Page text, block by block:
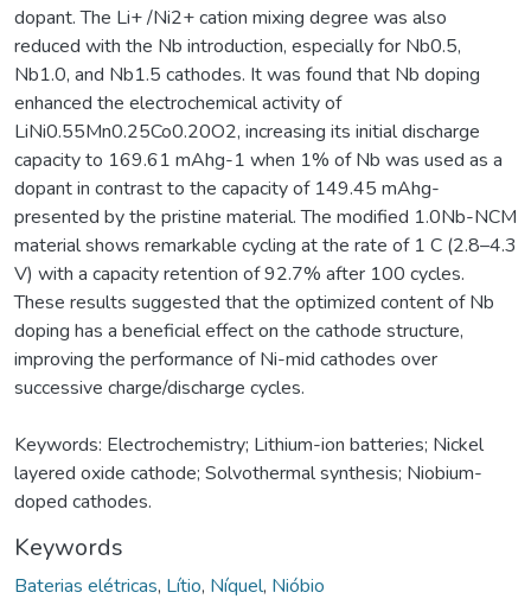
dopant. The Li+ /Ni2+ cation mixing degree was also
reduced with the Nb introduction, especially for Nb0.5,
Nb1.0, and Nb1.5 cathodes. It was found that Nb doping
enhanced the electrochemical activity of
LiNi0.55Mn0.25Co0.20O2, increasing its initial discharge
capacity to 169.61 mAhg-1 when 1% of Nb was used as a
dopant in contrast to the capacity of 149.45 mAhg-
presented by the pristine material. The modified 1.0Nb-NCM
material shows remarkable cycling at the rate of 1 C (2.8–4.3
V) with a capacity retention of 92.7% after 100 cycles.
These results suggested that the optimized content of Nb
doping has a beneficial effect on the cathode structure,
improving the performance of Ni-mid cathodes over
successive charge/discharge cycles.
Keywords: Electrochemistry; Lithium-ion batteries; Nickel
layered oxide cathode; Solvothermal synthesis; Niobium-
doped cathodes.
Keywords
Baterias elétricas, Lítio, Níquel, Nióbio